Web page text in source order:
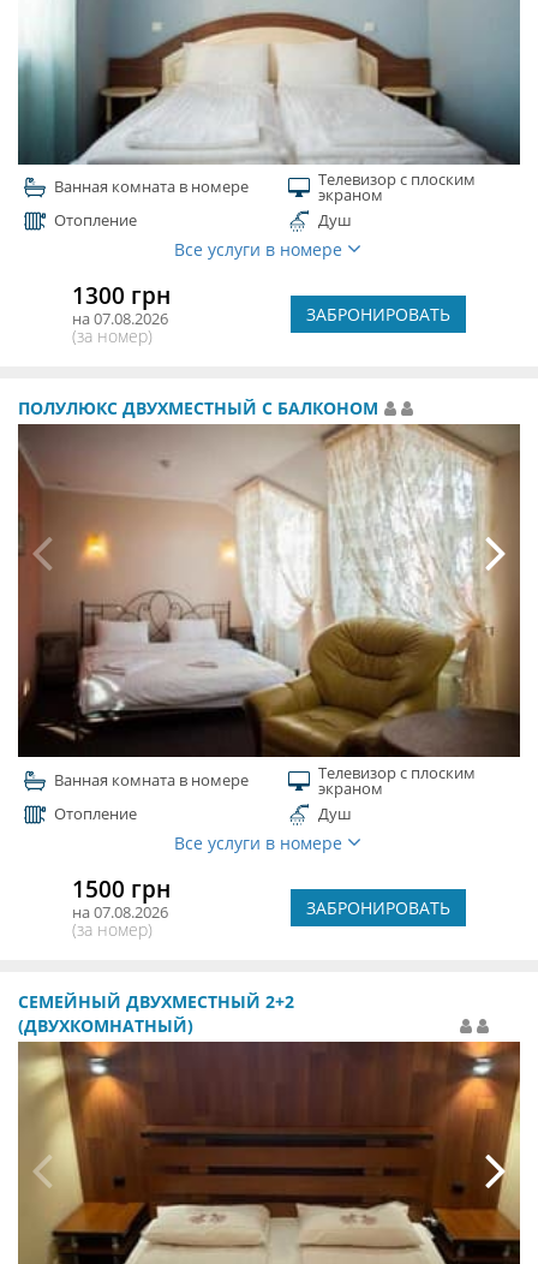
Ванная комната в номере Телевизор с плоским
экраном
Отопление
Душ
Все услуги в номере
1300 грн
на 07.08.2026
(за номер)
ЗАБРОНИРОВАТЬ
ПОЛУЛЮКС ДВУХМЕСТНЫЙ С БАЛКОНОМ
Ванная комната в номере Телевизор с плоским
экраном
Отопление
Душ
Все услуги в номере
1500 грн
на 07.08.2026
(за номер)
ЗАБРОНИРОВАТЬ
СЕМЕЙНЫЙ ДВУХМЕСТНЫЙ 2+2
(ДВУХКОМНАТНЫЙ)